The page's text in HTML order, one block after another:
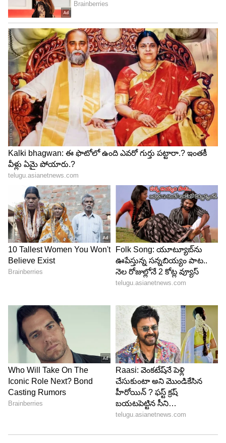
తింటాం. తర్వాత అది గట్టిపడి తెల్లని కొబ్బరి గుజ్జుగా
మారుతుంది. ఈ ప్రక్రియలో కొంత నీరు మాత్రమే
ద్రవరూపంలో మిగులుతుంది.
5
5
Image Credit :Getty
కొబ్బరి నీరు తియ్యగా ఉండటానికి కారణం ఏమిటి?
చెట్టు వేర్ల నుంచి వచ్చే నీటిలో ఖనిజాలతో పాటు ఆకులు
తయారు చేసే సహజ చక్కెరలు, ఎంజైమ్‌లు కూడా
కలుస్తాయి. అందువల్ల కొబ్బరి నీటికి తీపి రుచి వస్తుంది.
అలాగే ఇందులో పొటాషియం, మెగ్నీషియం, కాల్షియం,
సోడియం వంటి ముఖ్యమైన ఎలక్ట్రోలైట్లు పుష్కలంగా
ఉంటాయి. ఇవి శరీరంలో నీటి సమతుల్యతను కాపాడటంలో
సహాయపడతాయి. అందుకే కొబ్బరి నీటిని సహజ ఎనర్జీ